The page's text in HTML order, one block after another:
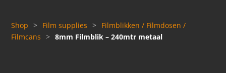
Shop > Film supplies > Filmblikken / Filmdosen /
Filmcans
> 8mm Filmblik – 240mtr metaal